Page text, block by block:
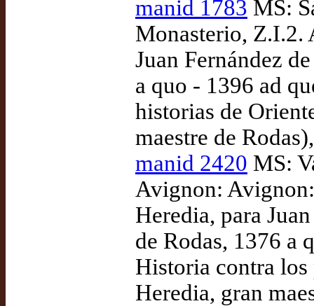
manid 1783 MS:
Monasterio, Z.I.2.
Juan Fernández
a quo - 1396 ad
historias de
maestre de
manid 2420 MS:
Avignon:
Heredia, para
de Rodas, 1376 a
Historia contra los
Heredia, gran